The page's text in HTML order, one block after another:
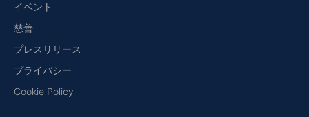
イベント
慈善
プレスリリース
プライバシー
Cookie Policy